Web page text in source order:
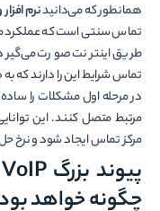
همانطور که می‌دانیدنرم
تماس سنتی است که عملکرد
طریق اینترنت صورت
تماس شرایط این را دارند که
در مرحله اول مشکلات را
مرتبط متصل کنند. این
مرکز تماس ایجاد شود و
چگونه خواهد